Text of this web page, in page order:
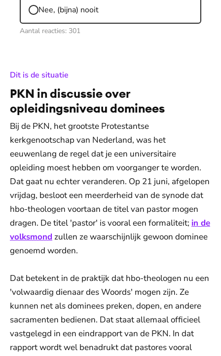
Nee, (bijna) nooit
Aantal reacties: 301
Dit is de situatie
PKN in discussie over
opleidingsniveau dominees
Bij de PKN, het grootste Protestantse
kerkgenootschap van Nederland, was het
eeuwenlang de regel dat je een universitaire
opleiding moest hebben om voorganger te worden.
Dat gaat nu echter veranderen. Op 21 juni, afgelopen
vrijdag, besloot een meerderheid van de synode dat
hbo-theologen voortaan de titel van pastor mogen
dragen. De titel 'pastor' is vooral een formaliteit; in de
volksmond zullen ze waarschijnlijk gewoon dominee
genoemd worden.
Dat betekent in de praktijk dat hbo-theologen nu een
'volwaardig dienaar des Woords' mogen zijn. Ze
kunnen net als dominees preken, dopen, en andere
sacramenten bedienen. Dat staat allemaal officieel
vastgelegd in een eindrapport van de PKN. In dat
rapport wordt wel benadrukt dat pastores vooral